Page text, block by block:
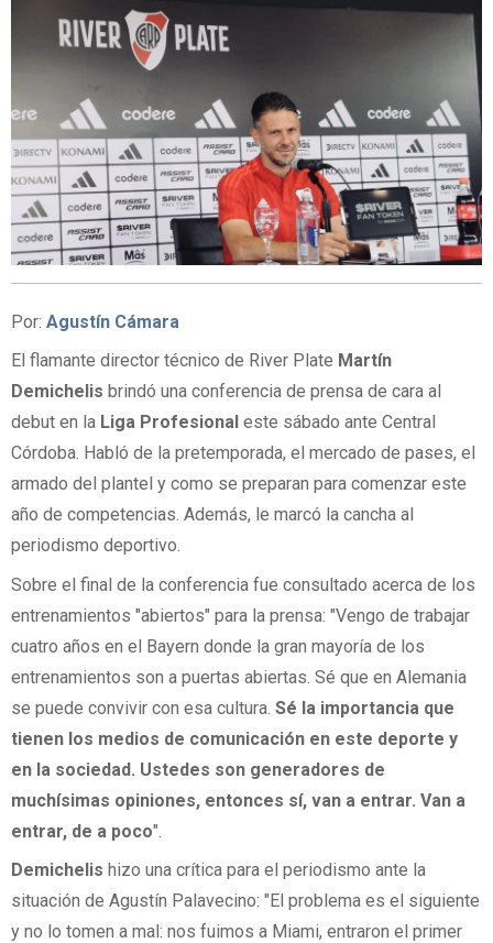
Por: Agustín Cámara
El flamante director técnico de River Plate Martín
Demichelis brindó una conferencia de prensa de cara al
debut en la Liga Profesional este sábado ante Central
Córdoba. Habló de la pretemporada, el mercado de pases, el
armado del plantel y como se preparan para comenzar este
año de competencias. Además, le marcó la cancha al
periodismo deportivo.
Sobre el final de la conferencia fue consultado acerca de los
entrenamientos "abiertos" para la prensa: "Vengo de trabajar
cuatro años en el Bayern donde la gran mayoría de los
entrenamientos son a puertas abiertas. Sé que en Alemania
se puede convivir con esa cultura. Sé la importancia que
tienen los medios de comunicación en este deporte y
en la sociedad. Ustedes son generadores de
muchísimas opiniones, entonces sí, van a entrar. Van a
entrar, de a poco".
Demichelis hizo una crítica para el periodismo ante la
situación de Agustín Palavecino: "El problema es el siguiente
y no lo tomen a mal: nos fuimos a Miami, entraron el primer